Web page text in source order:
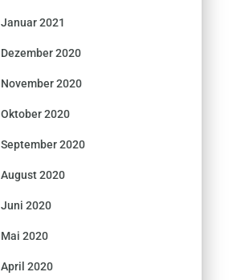
Januar 2021
Dezember 2020
November 2020
Oktober 2020
September 2020
August 2020
Juni 2020
Mai 2020
April 2020